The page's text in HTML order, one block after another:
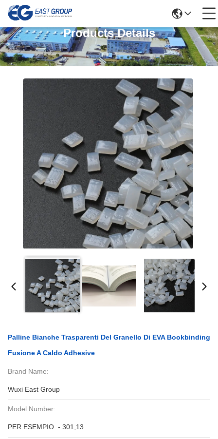
Products Details
Palline Bianche Trasparenti Del Granello Di EVA Bookbinding
Fusione A Caldo Adhesive
Brand Name:
Wuxi East Group
Model Number:
PER ESEMPIO. - 301,13